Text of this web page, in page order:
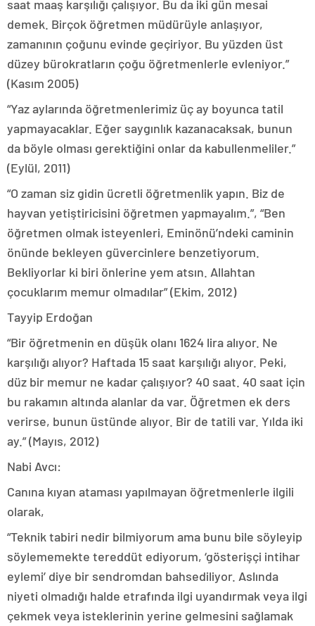
saat maaş karşılığı çalışıyor. Bu da iki gün mesai
demek. Birçok öğretmen müdürüyle anlaşıyor,
zamanının çoğunu evinde geçiriyor. Bu yüzden üst
düzey bürokratların çoğu öğretmenlerle evleniyor.”
(Kasım 2005)
“Yaz aylarında öğretmenlerimiz üç ay boyunca tatil
yapmayacaklar. Eğer saygınlık kazanacaksak, bunun
da böyle olması gerektiğini onlar da kabullenmeliler.”
(Eylül, 2011)
“O zaman siz gidin ücretli öğretmenlik yapın. Biz de
hayvan yetiştiricisini öğretmen yapmayalım.”, “Ben
öğretmen olmak isteyenleri, Eminönü’ndeki caminin
önünde bekleyen güvercinlere benzetiyorum.
Bekliyorlar ki biri önlerine yem atsın. Allahtan
çocuklarım memur olmadılar” (Ekim, 2012)
Tayyip Erdoğan
“Bir öğretmenin en düşük olanı 1624 lira alıyor. Ne
karşılığı alıyor? Haftada 15 saat karşılığı alıyor. Peki,
düz bir memur ne kadar çalışıyor? 40 saat. 40 saat için
bu rakamın altında alanlar da var. Öğretmen ek ders
verirse, bunun üstünde alıyor. Bir de tatili var. Yılda iki
ay.” (Mayıs, 2012)
Nabi Avcı:
Canına kıyan ataması yapılmayan öğretmenlerle ilgili
olarak,
“Teknik tabiri nedir bilmiyorum ama bunu bile söyleyip
söylememekte tereddüt ediyorum, ‘gösterişçi intihar
eylemi’ diye bir sendromdan bahsediliyor. Aslında
niyeti olmadığı halde etrafında ilgi uyandırmak veya ilgi
çekmek veya isteklerinin yerine gelmesini sağlamak